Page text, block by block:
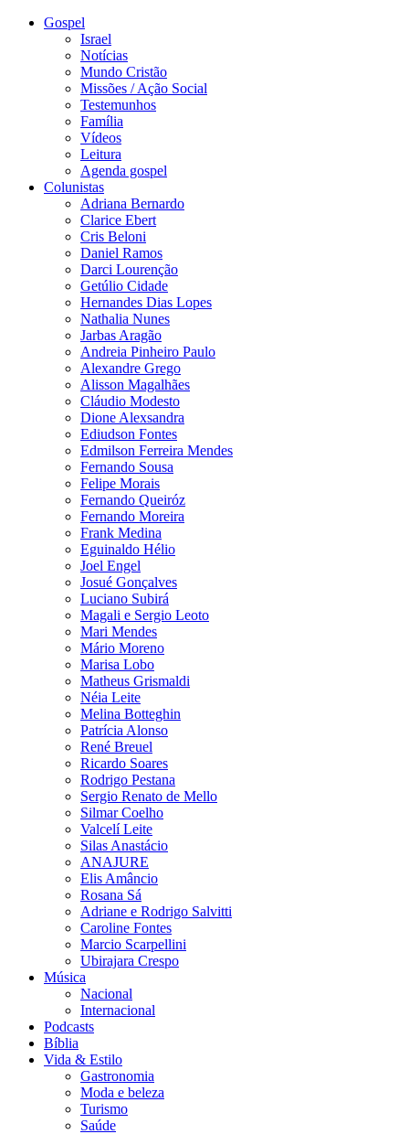
Gospel
Israel
Notícias
Mundo Cristão
Missões / Ação Social
Testemunhos
Família
Vídeos
Leitura
Agenda gospel
Colunistas
Adriana Bernardo
Clarice Ebert
Cris Beloni
Daniel Ramos
Darci Lourenção
Getúlio Cidade
Hernandes Dias Lopes
Nathalia Nunes
Jarbas Aragão
Andreia Pinheiro Paulo
Alexandre Grego
Alisson Magalhães
Cláudio Modesto
Dione Alexsandra
Ediudson Fontes
Edmilson Ferreira Mendes
Fernando Sousa
Felipe Morais
Fernando Queiróz
Fernando Moreira
Frank Medina
Eguinaldo Hélio
Joel Engel
Josué Gonçalves
Luciano Subirá
Magali e Sergio Leoto
Mari Mendes
Mário Moreno
Marisa Lobo
Matheus Grismaldi
Néia Leite
Melina Botteghin
Patrícia Alonso
René Breuel
Ricardo Soares
Rodrigo Pestana
Sergio Renato de Mello
Silmar Coelho
Valcelí Leite
Silas Anastácio
ANAJURE
Elis Amâncio
Rosana Sá
Adriane e Rodrigo Salvitti
Caroline Fontes
Marcio Scarpellini
Ubirajara Crespo
Música
Nacional
Internacional
Podcasts
Bíblia
Vida & Estilo
Gastronomia
Moda e beleza
Turismo
Saúde